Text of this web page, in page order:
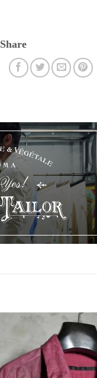
Share